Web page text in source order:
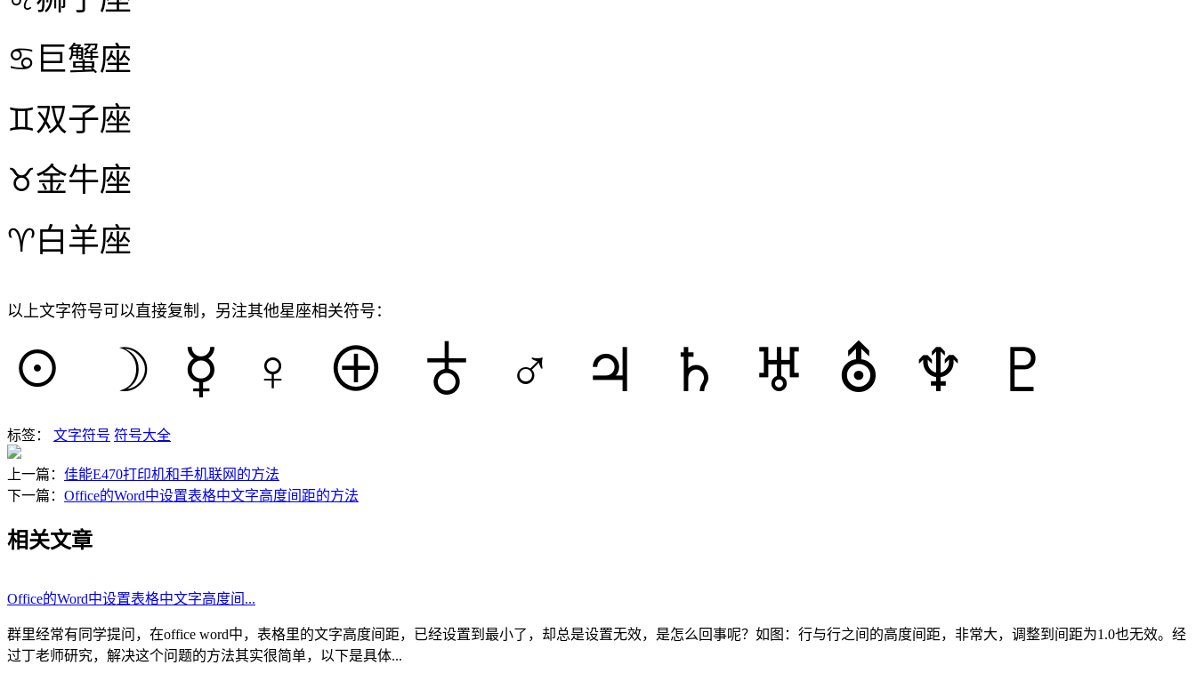
♋巨蟹座
♊双子座
♉金牛座
♈白羊座
以上文字符号可以直接复制，另注其他星座相关符号：
☉ ☽ ☿ ♀ ⊕ ♁ ♂ ♃ ♄ ♅ ⛢ ♆ ♇
标签： 文字符号 符号大全
上一篇： 佳能E470打印机和手机联网的方法
下一篇： Office的Word中设置表格中文字高度间距的方法
相关文章
Office的Word中设置表格中文字高度间...
群里经常有同学提问，在office word中，表格里的文字高度间距，已经设置到最小了，却总是设置无效，是怎么回事呢？如图：行与行之间的高度间距，非常大，调整到间距为1.0也无效。经
过丁老师研究，解决这个问题的方法其实很简单，以下是具体...